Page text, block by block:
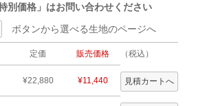
別価格」はお問い合わせください
ボタンから選べる生地のページへ
定価 販売価格 （税込）
¥22,880 ¥11,440